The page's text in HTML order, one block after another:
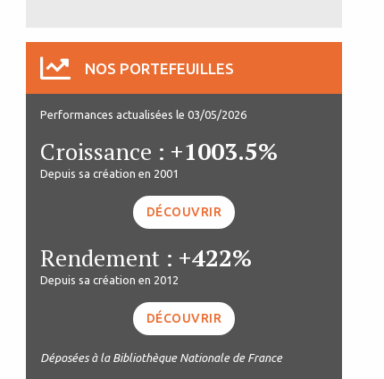
NOS PORTEFEUILLES
Performances actualisées le 03/05/2026
Croissance : +1003.5%
Depuis sa création en 2001
DÉCOUVRIR
Rendement : +422%
Depuis sa création en 2012
DÉCOUVRIR
Déposées à la Bibliothèque Nationale de France